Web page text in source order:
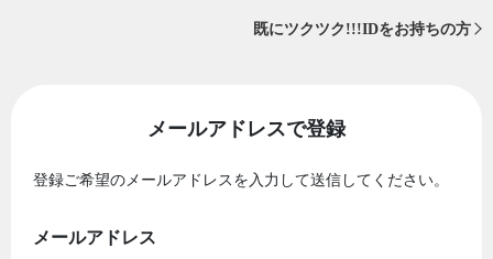
既にツクツク!!!IDをお持ちの方
メールアドレスで登録
登録ご希望のメールアドレスを入力して送信してください。
メールアドレス